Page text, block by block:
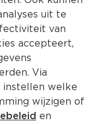
uit te
van
accepteert,
Via
instellen welke
wijzigen of
en